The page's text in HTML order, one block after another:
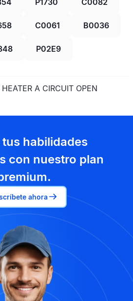
P1730 C0082
C0061 B0036
P02E9
A CIRCUIT OPEN
habilidades
con nuestro plan
ahora